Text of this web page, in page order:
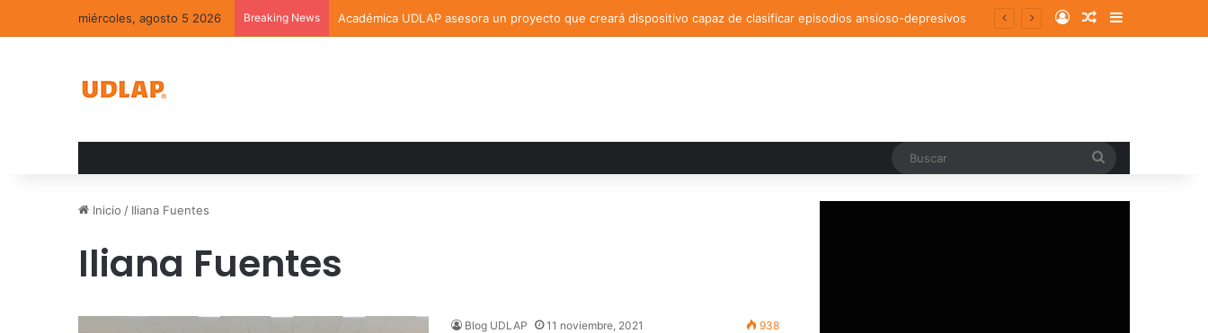
miércoles, agosto 5 2026 Breaking News Académica UDLAP asesora un proyecto que creará dispositivo capaz de clasificar episodios ansioso-depresivos Log InRandom Article
Sidebar
Inicio / Iliana Fuentes
Iliana Fuentes
Blog UDLAP 11 noviembre, 2021 938